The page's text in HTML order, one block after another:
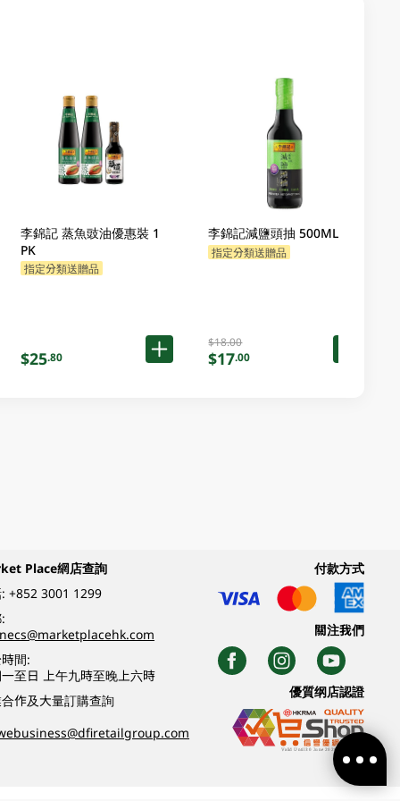
李錦記 蒸魚豉油優惠裝 1
PK
指定分類送贈品
$25.80
李錦記減鹽頭抽 500ML
指定分類送贈品
$18.00
$17.00
Place網店查詢
:+852 3001 1299
間:
至日 上午九時至晚上六時
作及大量訂購查詢
付款方式
關注我們
優質纲店認證